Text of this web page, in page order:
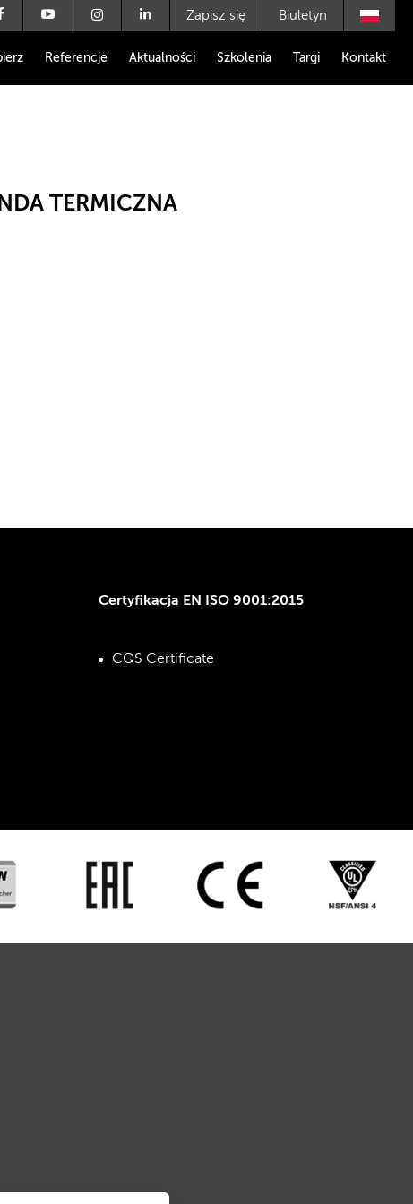
Zapisz się Biuletyn
Referencje Aktualności Szkolenia Targi Kontakt
TERMICZNA
Certyfikacja EN ISO 9001:2015
CQS Certificate